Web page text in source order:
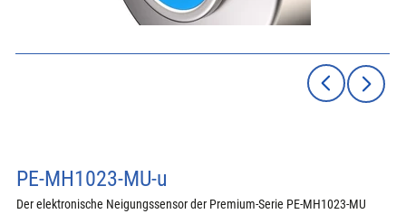
PE-MH1023-MU-u
Der elektronische Neigungssensor der Premium-Serie PE-MH1023-MU